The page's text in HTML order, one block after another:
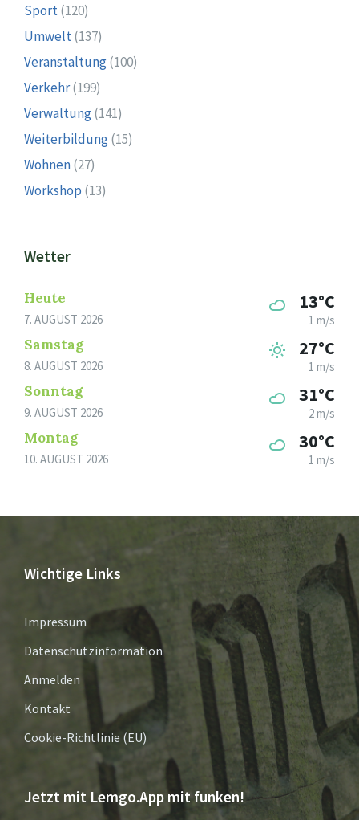
Sport(120)
Umwelt(137)
Veranstaltung(100)
Verkehr(199)
Verwaltung(141)
Weiterbildung(15)
Wohnen(27)
Workshop (13)
Wetter
Heute
7. AUGUST 2026
13°C
1 m/s
Samstag
8. AUGUST 2026
27°C
1 m/s
Sonntag
9. AUGUST 2026
31°C
2 m/s
Montag
10. AUGUST 2026
30°C
1 m/s
Wichtige Links
Impressum
Datenschutzinformation
Anmelden
Kontakt
Cookie-Richtlinie (EU)
Jetzt mit Lemgo.App mit funken!